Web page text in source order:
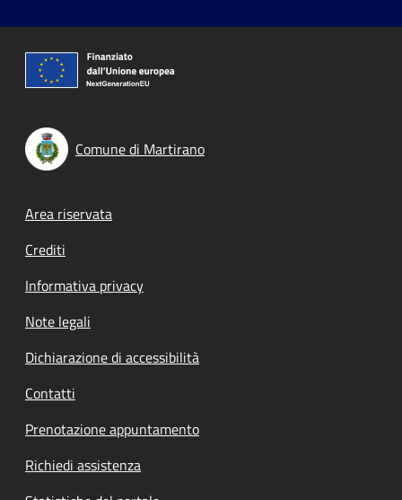
Comune di Martirano
Footer menu
Area riservata
Crediti
Informativa privacy
Note legali
Dichiarazione di accessibilità
Contatti
Prenotazione appuntamento
Richiedi assistenza